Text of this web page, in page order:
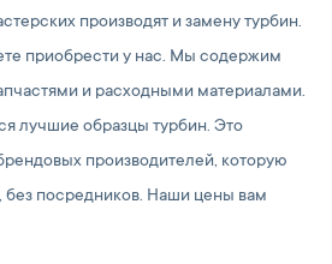
производят и замену турбин.
приобрести у нас. Мы содержим
и расходными материалами.
лучшие образцы турбин. Это
производителей, которую
посредников. Наши цены вам